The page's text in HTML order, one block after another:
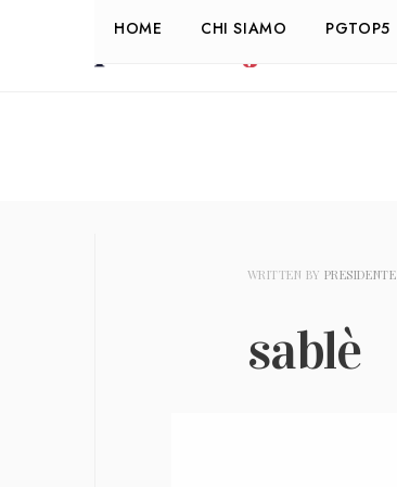
HOME CHI SIAMO PGTOP5
WRITTEN BY PRESIDENTE
sablè